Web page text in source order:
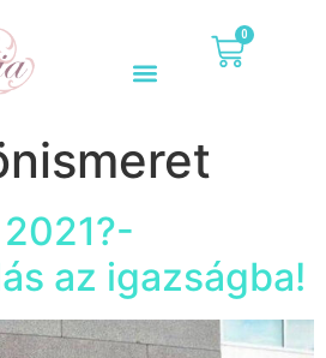
0
az igazságba!